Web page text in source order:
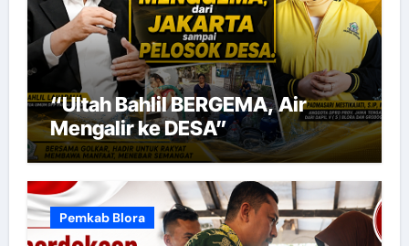
“Ultah Bahlil BERGEMA, Air
Mengalir ke DESA”
Pemkab Blora